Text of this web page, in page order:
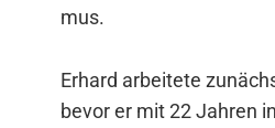
mus.
Erhard arbei­te­te
bevor er mit 22 Jah­ren